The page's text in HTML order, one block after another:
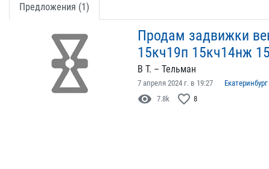
Предложения (1)
Продам задвижки
15кч19п 15кч14нж
В Т. – Тельман
7 апреля 2024 г. в 19:27 Екатеринбург
visibility 7.8k favorite_border 8